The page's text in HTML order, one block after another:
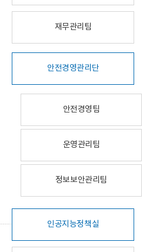
재무관리팀
안전경영관리단
안전경영팀
운영관리팀
정보보안관리팀
인공지능정책실